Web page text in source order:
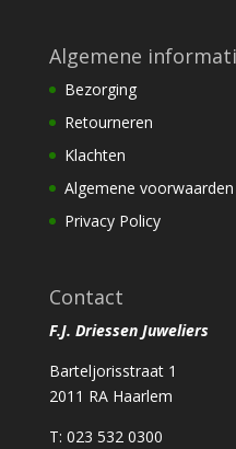
Algemene
Bezorging
Retourneren
Klachten
Algemene voorwaarden
Privacy Policy
Contact
F.J. Driessen Juweliers
Barteljorisstraat 1
2011 RA Haarlem
T: 023 532 0300